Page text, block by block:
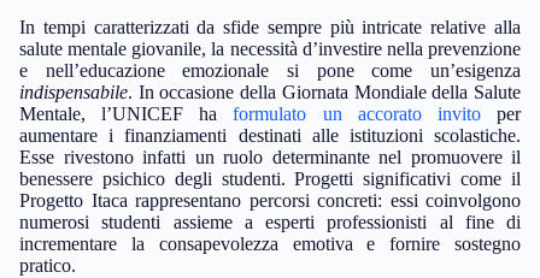
In tempi caratterizzati da sfide sempre più intricate relative alla
salute mentale giovanile, la necessità d’investire nella prevenzione
e nell’educazione emozionale si pone come un’esigenza
indispensabile. In occasione della Giornata Mondiale della Salute
Mentale, l’UNICEF haformulato un accorato invitoper
aumentare i finanziamenti destinati alle istituzioni scolastiche.
Esse rivestono infatti un ruolo determinante nel promuovere il
benessere psichico degli studenti. Progetti significativi come il
Progetto Itaca rappresentano percorsi concreti: essi coinvolgono
numerosi studenti assieme a esperti professionisti al fine di
incrementare la consapevolezza emotiva e fornire sostegno
pratico.